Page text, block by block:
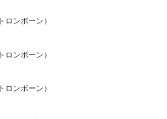
ロンボーン）
ロンボーン）
ロンボーン）